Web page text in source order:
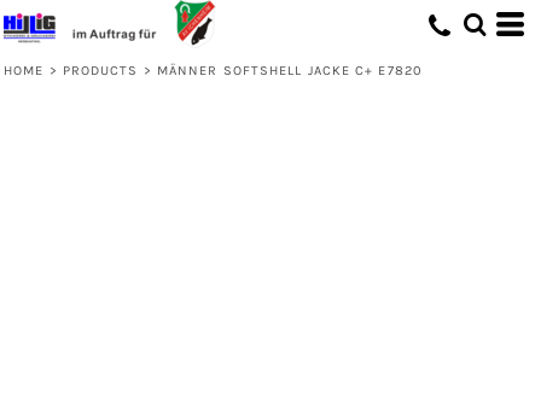
HOME > PRODUCTS > MÄNNER SOFTSHELL JACKE C+ E7820